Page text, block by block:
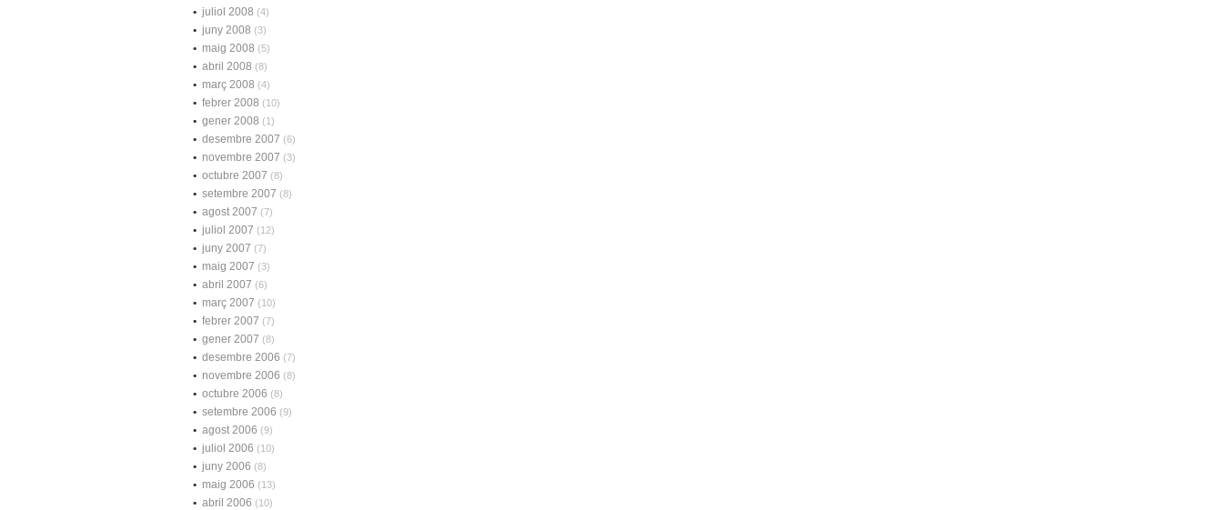
juliol 2008 (4)
juny 2008 (3)
maig 2008 (5)
abril 2008 (8)
març 2008 (4)
febrer 2008 (10)
gener 2008 (1)
desembre 2007 (6)
novembre 2007 (3)
octubre 2007 (8)
setembre 2007 (8)
agost 2007 (7)
juliol 2007 (12)
juny 2007 (7)
maig 2007 (3)
abril 2007 (6)
març 2007 (10)
febrer 2007 (7)
gener 2007 (8)
desembre 2006 (7)
novembre 2006 (8)
octubre 2006 (8)
setembre 2006 (9)
agost 2006 (9)
juliol 2006 (10)
juny 2006 (8)
maig 2006 (13)
abril 2006 (10)